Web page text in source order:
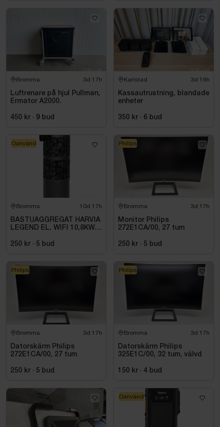
Bromma 3d 17h
Luftrenare på hjul Pullman,
Ermator A2000.
450 kr · 9 bud
Karlstad 3d 16h
Kassautrustning, blandade
enheter
350 kr · 6 bud
Bromma 10d 17h
BASTUAGGREGAT HARVIA
LEGEND EL, WIFI 10,8KW
250 kr · 5 bud
Oanvänd
Bromma 3d 17h
Monitor Philips
272E1CA/00, 27 tum
250 kr · 5 bud
Philips
Bromma 3d 17h
Datorskärm Philips
272E1CA/00, 27 tum
250 kr · 5 bud
Philips
Bromma 3d 17h
Datorskärm Philips
325E1C/00, 32 tum, välvd
150 kr · 4 bud
Philips
Oanvänd